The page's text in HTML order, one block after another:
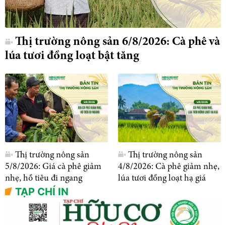
Thị trường nông sản 6/8/2026: Cà phê và
lúa tươi đồng loạt bật tăng
Thị trường nông sản
5/8/2026: Giá cà phê giảm
nhẹ, hồ tiêu đi ngang
Thị trường nông sản
4/8/2026: Cà phê giảm nhẹ,
lúa tươi đồng loạt hạ giá
TẠP CHÍ IN